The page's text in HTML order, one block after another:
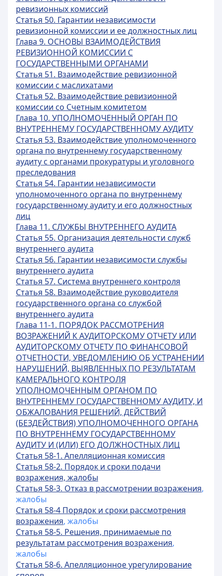
ревизионных комиссий
Статья 50. Гарантии независимости
ревизионной комиссии и ее должностных лиц
Глава 9. ОСНОВЫ ВЗАИМОДЕЙСТВИЯ
РЕВИЗИОННОЙ КОМИССИИ С
ГОСУДАРСТВЕННЫМИ ОРГАНАМИ
Статья 51. Взаимодействие ревизионной
комиссии с маслихатами
Статья 52. Взаимодействие ревизионной
комиссии со Счетным комитетом
Глава 10. УПОЛНОМОЧЕННЫЙ ОРГАН ПО
ВНУТРЕННЕМУ ГОСУДАРСТВЕННОМУ АУДИТУ
Статья 53. Взаимодействие уполномоченного
органа по внутреннему государственному
аудиту с органами прокуратуры и уголовного
преследования
Статья 54. Гарантии независимости
уполномоченного органа по внутреннему
государственному аудиту и его должностных
лиц
Глава 11. СЛУЖБЫ ВНУТРЕННЕГО АУДИТА
Статья 55. Организация деятельности служб
внутреннего аудита
Статья 56. Гарантии независимости службы
внутреннего аудита
Статья 57. Система внутреннего контроля
Статья 58. Взаимодействие руководителя
государственного органа со службой
внутреннего аудита
Глава 11-1. ПОРЯДОК РАССМОТРЕНИЯ
ВОЗРАЖЕНИЙ К АУДИТОРСКОМУ ОТЧЕТУ ИЛИ
АУДИТОРСКОМУ ОТЧЕТУ ПО ФИНАНСОВОЙ
ОТЧЕТНОСТИ, УВЕДОМЛЕНИЮ ОБ УСТРАНЕНИИ
НАРУШЕНИЙ, ВЫЯВЛЕННЫХ ПО РЕЗУЛЬТАТАМ
КАМЕРАЛЬНОГО КОНТРОЛЯ
УПОЛНОМОЧЕННЫМ ОРГАНОМ ПО
ВНУТРЕННЕМУ ГОСУДАРСТВЕННОМУ АУДИТУ, И
ОБЖАЛОВАНИЯ РЕШЕНИЙ, ДЕЙСТВИЙ
(БЕЗДЕЙСТВИЯ) УПОЛНОМОЧЕННОГО ОРГАНА
ПО ВНУТРЕННЕМУ ГОСУДАРСТВЕННОМУ
АУДИТУ И (ИЛИ) ЕГО ДОЛЖНОСТНЫХ ЛИЦ
Статья 58-1. Апелляционная комиссия
Статья 58-2. Порядок и сроки подачи
возражения, жалобы
Статья 58-3. Отказ в рассмотрении возражения,
жалобы
Статья 58-4 Порядок и сроки рассмотрения
возражения, жалобы
Статья 58-5. Решения, принимаемые по
результатам рассмотрения возражения,
жалобы
Статья 58-6. Апелляционное урегулирование